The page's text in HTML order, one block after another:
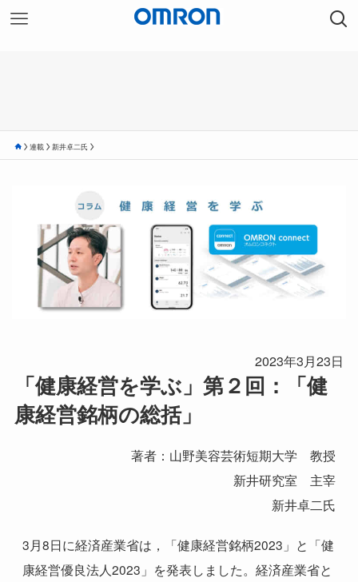
連載 新井卓二氏
2023年3月23日
「健康経営を学ぶ」第２回：「健
康経営銘柄の総括」
著者：山野美容芸術短期大学 教授
新井研究室 主宰
新井卓二氏
3月8日に経済産業省は，「健康経営銘柄2023 」と「健
康経営優良法人2023 」を発表しました。経済産業省と